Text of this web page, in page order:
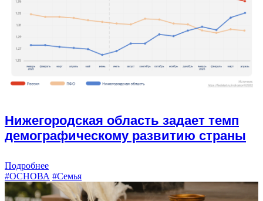
Нижегородская область задает темп
демографическому развитию страны
Подробнее
#ОСНОВА #Семья